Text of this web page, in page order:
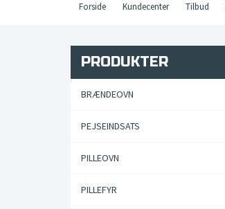
Forside Kundecenter Tilbud
PRODUKTER
BRÆNDEOVN
PEJSEINDSATS
PILLEOVN
PILLEFYR